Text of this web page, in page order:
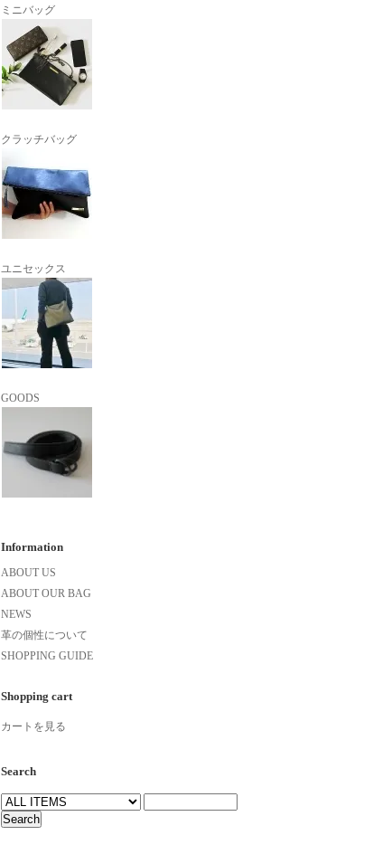
ミニバッグ
クラッチバッグ
ユニセックス
GOODS
Information
ABOUT US
ABOUT OUR BAG
NEWS
革の個性について
SHOPPING GUIDE
Shopping cart
カートを見る
Search